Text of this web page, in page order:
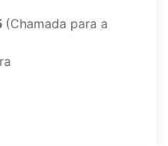
(Chamada para a